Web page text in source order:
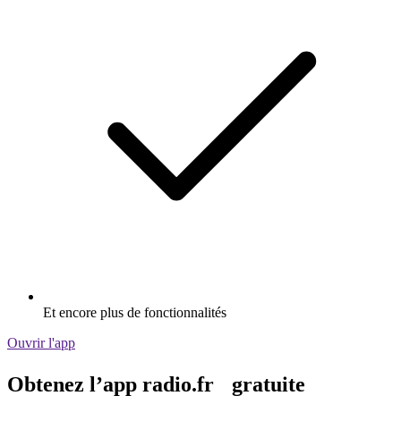
Et encore plus de fonctionnalités
Ouvrir l'app
Obtenez l’app radio.fr gratuite